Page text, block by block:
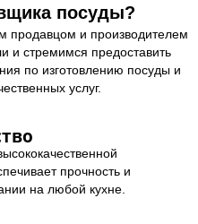
посуды?
и производителем
и стремимся предоставить
по изготовлению посуды и
услуг.
прочность и
на любой кухне.